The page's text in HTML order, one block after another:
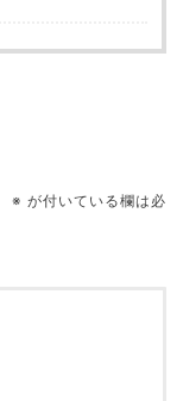
※ が付いている欄は必